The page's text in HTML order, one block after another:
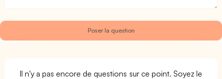
Il n'y a pas encore de questions sur ce point. Soyez le